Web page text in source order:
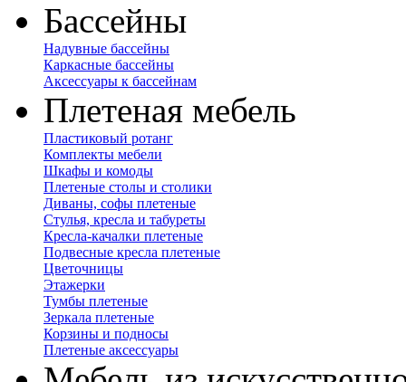
Бассейны
Надувные бассейны
Каркасные бассейны
Аксессуары к бассейнам
Плетеная мебель
Пластиковый ротанг
Комплекты мебели
Шкафы и комоды
Плетеные столы и столики
Диваны, софы плетеные
Стулья, кресла и табуреты
Кресла-качалки плетеные
Подвесные кресла плетеные
Цветочницы
Этажерки
Тумбы плетеные
Зеркала плетеные
Корзины и подносы
Плетеные аксессуары